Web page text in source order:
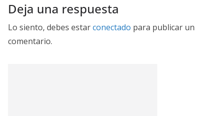
Deja una respuesta
Lo siento, debes estarconectado para publicar un
comentario.